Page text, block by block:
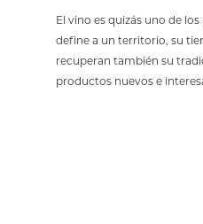
El vino es quizás uno de
define a un territorio, su
recuperan también su
productos nuevos e